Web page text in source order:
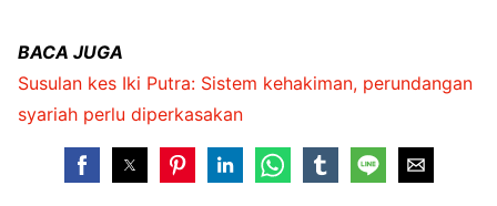
BACA JUGA
Susulan kes Iki Putra: Sistem kehakiman, perundangan
syariah perlu diperkasakan